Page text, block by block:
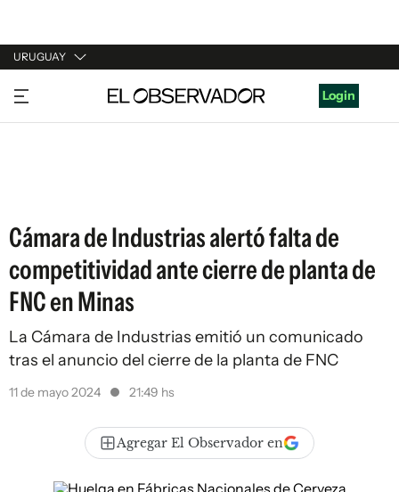
URUGUAY
URUGUAY
ARGENTINA
Login
Cámara de Industrias alertó falta de
competitividad ante cierre de planta de
FNC en Minas
La Cámara de Industrias emitió un comunicado
tras el anuncio del cierre de la planta de FNC
11 de mayo 2024 21:49 hs
Agregar El Observador en